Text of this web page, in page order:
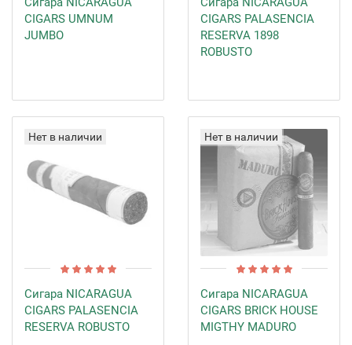
CIGARS UMNUM
JUMBO
CIGARS PALASENCIA
RESERVA 1898
ROBUSTO
Нет в наличии
Сигара NICARAGUA
CIGARS PALASENCIA
RESERVA ROBUSTO
Нет в наличии
Сигара NICARAGUA
CIGARS BRICK HOUSE
MIGTHY MADURO